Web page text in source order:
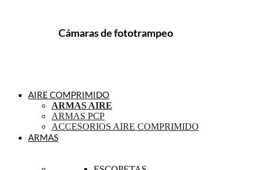
Cámaras de fototrampeo
AIRE COMPRIMIDO
ARMAS AIRE
ARMAS PCP
ACCESORIOS AIRE COMPRIMIDO
ARMAS